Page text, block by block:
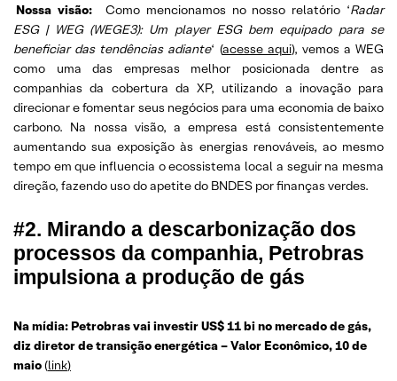
Nossa visão: Como mencionamos no nosso relatório ‘Radar
ESG | WEG (WEGE3): Um player ESG bem equipado para se
beneficiar das tendências adiante‘ (acesse aqui), vemos a WEG
como uma das empresas melhor posicionada dentre as
companhias da cobertura da XP, utilizando a inovação para
direcionar e fomentar seus negócios para uma economia de baixo
carbono. Na nossa visão, a empresa está consistentemente
aumentando sua exposição às energias renováveis, ao mesmo
tempo em que influencia o ecossistema local a seguir na mesma
direção, fazendo uso do apetite do BNDES por finanças verdes.
#2. Mirando a descarbonização dos
processos da companhia, Petrobras
impulsiona a produção de gás
Na mídia: Petrobras vai investir US$ 11 bi no mercado de gás,
diz diretor de transição energética – Valor Econômico, 10 de
maio(link)